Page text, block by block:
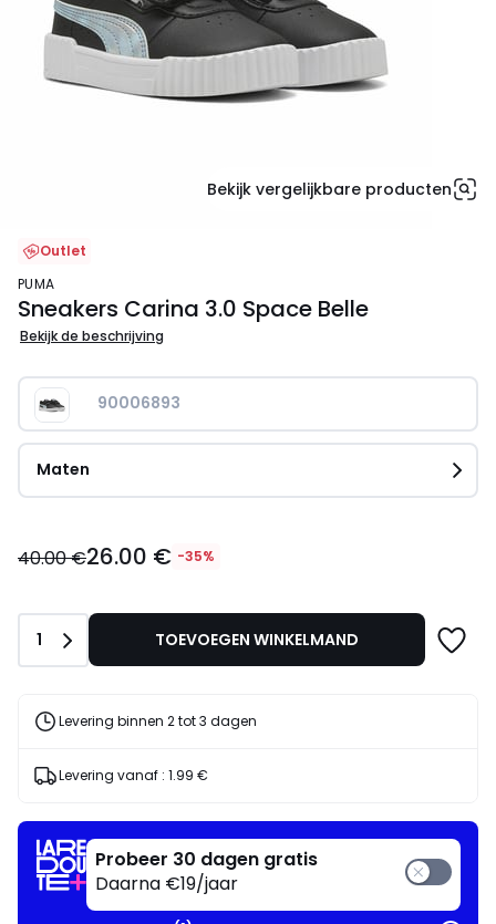
Bekijk vergelijkbare producten
Outlet
PUMA
Sneakers Carina 3.0 Space Belle
Bekijk de beschrijving
90006893
Maten
€
40.00
€
korting
toegepast.
40.00 €26.00 € -35%
Aantal
1 TOEVOEGEN WINKELMAND
Levering binnen 2 tot 3 dagen
Levering vanaf : 1.99 €
Probeer 30 dagen gratis
Daarna €19/jaar